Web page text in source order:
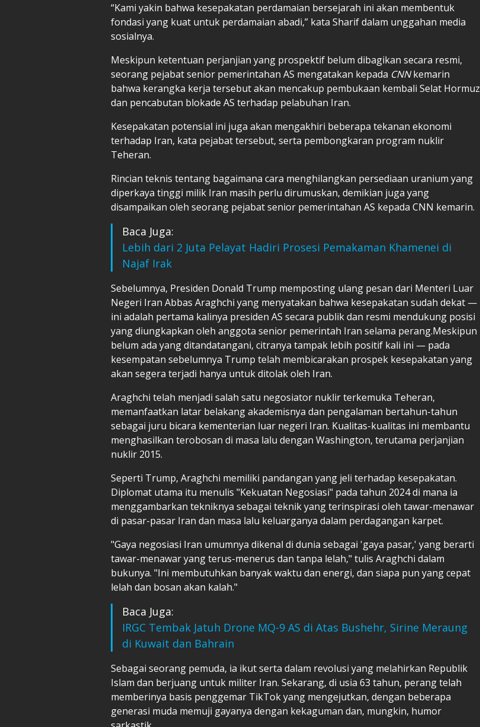
“Kami yakin bahwa kesepakatan perdamaian bersejarah ini akan membentuk
fondasi yang kuat untuk perdamaian abadi,” kata Sharif dalam unggahan media
sosialnya.
Meskipun ketentuan perjanjian yang prospektif belum dibagikan secara resmi,
seorang pejabat senior pemerintahan AS mengatakan kepada CNNkemarin
bahwa kerangka kerja tersebut akan mencakup pembukaan kembali Selat Hormuz
dan pencabutan blokade AS terhadap pelabuhan Iran.
Kesepakatan potensial ini juga akan mengakhiri beberapa tekanan ekonomi
terhadap Iran, kata pejabat tersebut, serta pembongkaran program nuklir
Teheran.
Rincian teknis tentang bagaimana cara menghilangkan persediaan uranium yang
diperkaya tinggi milik Iran masih perlu dirumuskan, demikian juga yang
disampaikan oleh seorang pejabat senior pemerintahan AS kepada CNN kemarin.
Baca Juga:
Lebih dari 2 Juta Pelayat Hadiri Prosesi Pemakaman Khamenei di
Najaf Irak
Sebelumnya, Presiden Donald Trump memposting ulang pesan dari Menteri Luar
Negeri Iran Abbas Araghchi yang menyatakan bahwa kesepakatan sudah dekat —
ini adalah pertama kalinya presiden AS secara publik dan resmi mendukung posisi
yang diungkapkan oleh anggota senior pemerintah Iran selama perang.Meskipun
belum ada yang ditandatangani, citranya tampak lebih positif kali ini — pada
kesempatan sebelumnya Trump telah membicarakan prospek kesepakatan yang
akan segera terjadi hanya untuk ditolak oleh Iran.
Araghchi telah menjadi salah satu negosiator nuklir terkemuka Teheran,
memanfaatkan latar belakang akademisnya dan pengalaman bertahun-tahun
sebagai juru bicara kementerian luar negeri Iran. Kualitas-kualitas ini membantu
menghasilkan terobosan di masa lalu dengan Washington, terutama perjanjian
nuklir 2015.
Seperti Trump, Araghchi memiliki pandangan yang jeli terhadap kesepakatan.
Diplomat utama itu menulis "Kekuatan Negosiasi" pada tahun 2024 di mana ia
menggambarkan tekniknya sebagai teknik yang terinspirasi oleh tawar-menawar
di pasar-pasar Iran dan masa lalu keluarganya dalam perdagangan karpet.
"Gaya negosiasi Iran umumnya dikenal di dunia sebagai 'gaya pasar,' yang berarti
tawar-menawar yang terus-menerus dan tanpa lelah," tulis Araghchi dalam
bukunya. "Ini membutuhkan banyak waktu dan energi, dan siapa pun yang cepat
lelah dan bosan akan kalah."
Baca Juga:
IRGC Tembak Jatuh Drone MQ-9 AS di Atas Bushehr, Sirine Meraung
di Kuwait dan Bahrain
Sebagai seorang pemuda, ia ikut serta dalam revolusi yang melahirkan Republik
Islam dan berjuang untuk militer Iran. Sekarang, di usia 63 tahun, perang telah
memberinya basis penggemar TikTok yang mengejutkan, dengan beberapa
generasi muda memuji gayanya dengan kekaguman dan, mungkin, humor